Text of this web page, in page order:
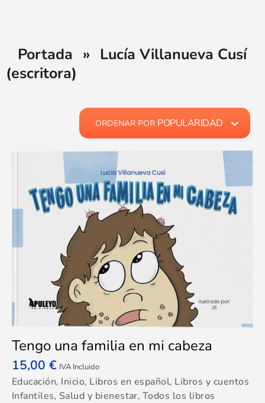
Portada » Lucía Villanueva Cusí
(escritora)
ORDENAR POR POPULARIDAD
Tengo una familia en mi cabeza
15,00 € IVA Incluido
Educación, Inicio, Libros en español, Libros y cuentos
Infantiles, Salud y bienestar, Todos los libros